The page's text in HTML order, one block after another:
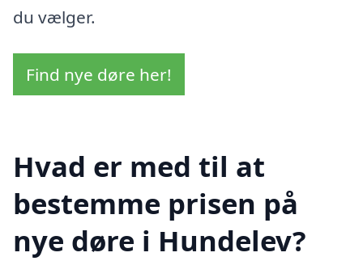
du vælger.
Find nye døre her!
Hvad er med til at
bestemme prisen på
nye døre i Hundelev?